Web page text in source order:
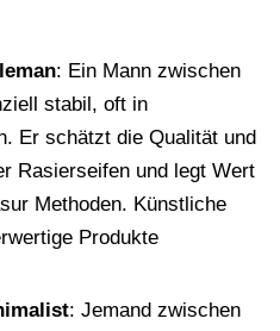
: Ein Mann zwischen
stabil, oft in
Er schätzt die Qualität und
Rasierseifen und legt Wert
Methoden. Künstliche
Produkte
: Jemand zwischen